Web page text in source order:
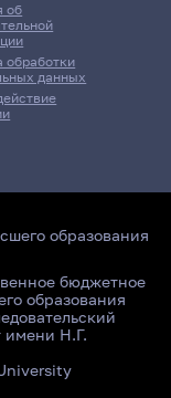
об
обработки
данных
образования
бюджетное
образования
имени Н.Г.